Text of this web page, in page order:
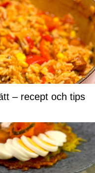
– recept och tips